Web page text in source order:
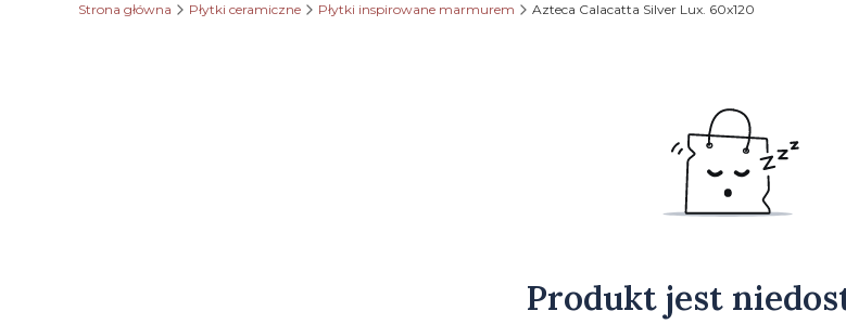
Strona główna Płytki ceramiczne Płytki inspirowane marmurem Azteca Calacatta Silver Lux. 60x120
Produkt jest